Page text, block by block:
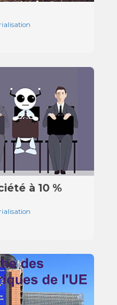
à 10 %